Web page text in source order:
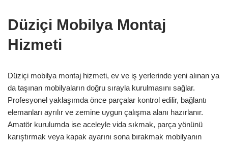
Düziçi Mobilya Montaj
Hizmeti
Düziçi mobilya montaj hizmeti, ev ve iş yerlerinde yeni alınan ya
da taşınan mobilyaların doğru sırayla kurulmasını sağlar.
Profesyonel yaklaşımda önce parçalar kontrol edilir, bağlantı
elemanları ayrılır ve zemine uygun çalışma alanı hazırlanır.
Amatör kurulumda ise aceleyle vida sıkmak, parça yönünü
karıştırmak veya kapak ayarını sona bırakmak mobilyanın